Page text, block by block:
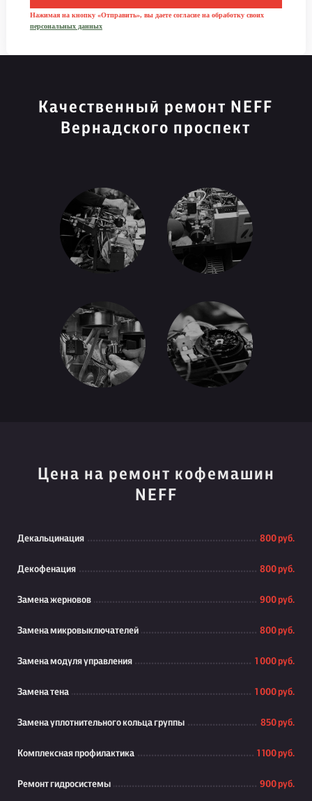
Нажимая на кнопку «Отправить», вы даете согласие на обработку своих
персональных данных
Качественный ремонт NEFF
Вернадского проспект
Цена на ремонт кофемашин
NEFF
Декальцинация 800 руб.
Декофенация 800 руб.
Замена жерновов 900 руб.
Замена микровыключателей 800 руб.
Замена модуля управления 1 000 руб.
Замена тена 1 000 руб.
Замена уплотнительного кольца группы 850 руб.
Комплексная профилактика 1 100 руб.
Ремонт гидросистемы 900 руб.